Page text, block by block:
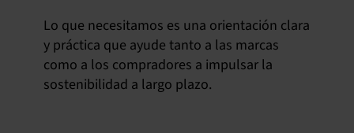
Lo que necesitamos es una orientación clara
y práctica que ayude tanto a las marcas
como a los compradores a impulsar la
sostenibilidad a largo plazo.